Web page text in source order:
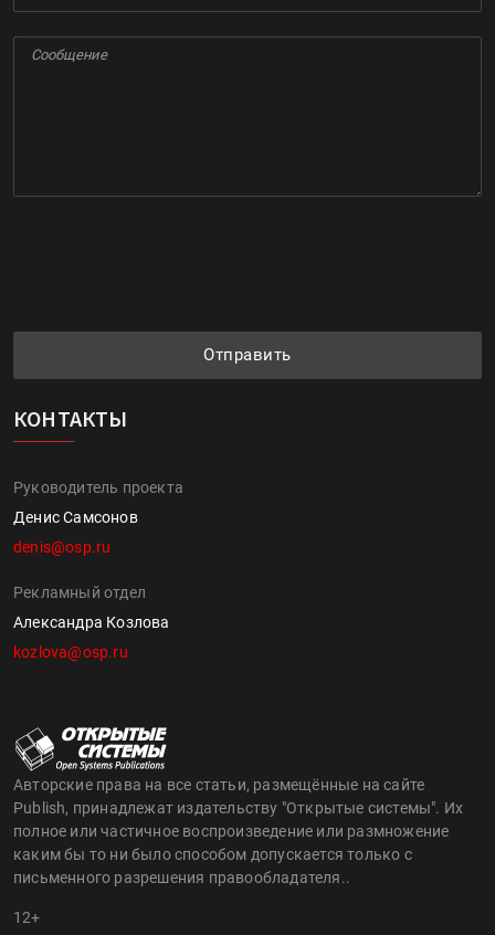
Отправить
КОНТАКТЫ
Руководитель проекта
Денис Самсонов
denis@osp.ru
Рекламный отдел
Александра Козлова
kozlova@osp.ru
Авторские права на все статьи, размещённые на сайте
Publish, принадлежат издательству "Открытые системы". Их
полное или частичное воспроизведение или размножение
каким бы то ни было способом допускается только с
письменного разрешения правообладателя..
12+